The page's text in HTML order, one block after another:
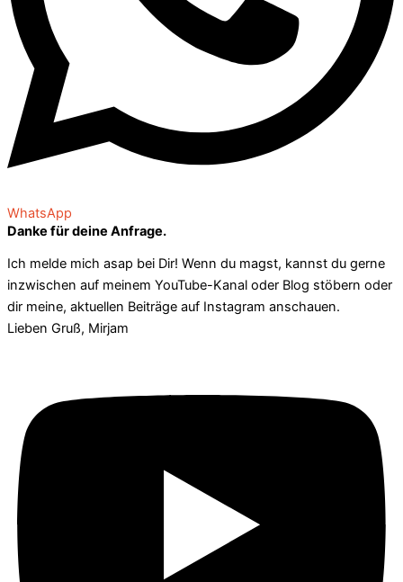
WhatsApp
Danke für deine Anfrage.
Ich melde mich asap bei Dir! Wenn du magst, kannst du gerne
inzwischen auf meinem YouTube-Kanal oder Blog stöbern oder
dir meine, aktuellen Beiträge auf Instagram anschauen.
Lieben Gruß, Mirjam